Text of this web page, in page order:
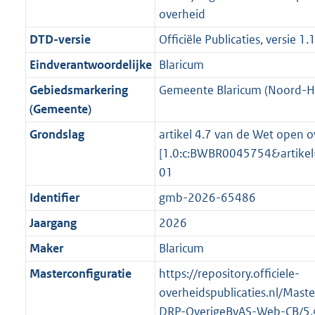
n
f
o
r
a
a
K
b
i
n
f
o
m
a
K
b
e
i
n
f
r
m
t
K
b
i
e
i
n
o
r
a
t
1
6
K
b
g
r
o
o
t
e
:
K
b
s
g
r
o
o
t
e
2
K
overheid
DTD-versie
Officiële Publicaties, versie 1.1
Eindverantwoordelijke Blaricum
Gebiedsmarkering
(Gemeente)
Gemeente Blaricum (Noord-
Grondslag
artikel 4.7 van de Wet open
01
Identifier
gmb-2026-65486
Jaargang
2026
Maker
Blaricum
Masterconfiguratie
https://repository.officiele-
overheidspublicaties.nl/
DRP-OverigeBvAS-Web-CB/